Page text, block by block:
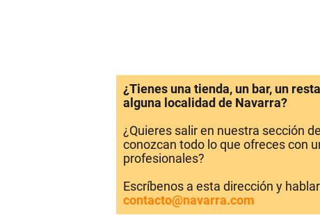
¿Tienes una tienda, un bar, un
alguna localidad de Navarra?
¿Quieres salir en nuestra sección de
conozcan todo lo que ofreces con
profesionales?
Escríbenos a esta dirección y
contacto@navarra.com